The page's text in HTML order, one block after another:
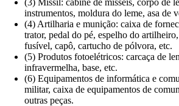
instrumentos, moldura do leme, asa de
(4) Artilharia e munição: caixa de
trator, pedal do pé, espelho do
fusível, capô, cartucho de pólvora, etc.
(5) Produtos fotoelétricos: carcaça de
infravermelha, base, etc.
(6) Equipamentos de informática e
militar, caixa de equipamentos de
outras peças.